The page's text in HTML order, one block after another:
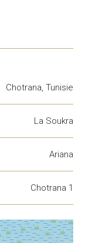
Chotrana, Tunisie
La Soukra
Ariana
Chotrana 1